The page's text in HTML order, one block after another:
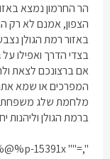
הר החרמון נמצא
הצפון, אמנם לא רק
באזור רמת הגולן
בצדי הדרך ואפילו
אם ברצונכם לצאת
המפרכים או שמא
מלחמת שלג
ברמת הגולן וליהנות
",="" serif;"="">%@%@%p-15391x